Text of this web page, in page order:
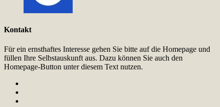
Kontakt
Für ein ernsthaftes Interesse gehen Sie bitte auf die Homepage und
füllen Ihre Selbstauskunft aus. Dazu können Sie auch den
Homepage-Button unter diesem Text nutzen.